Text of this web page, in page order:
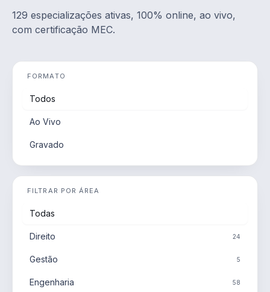
129 especializações ativas, 100% online, ao vivo,
com certificação MEC.
FORMATO
Todos
Ao Vivo
Gravado
FILTRAR POR ÁREA
Todas
Direito 24
Gestão 5
Engenharia 58